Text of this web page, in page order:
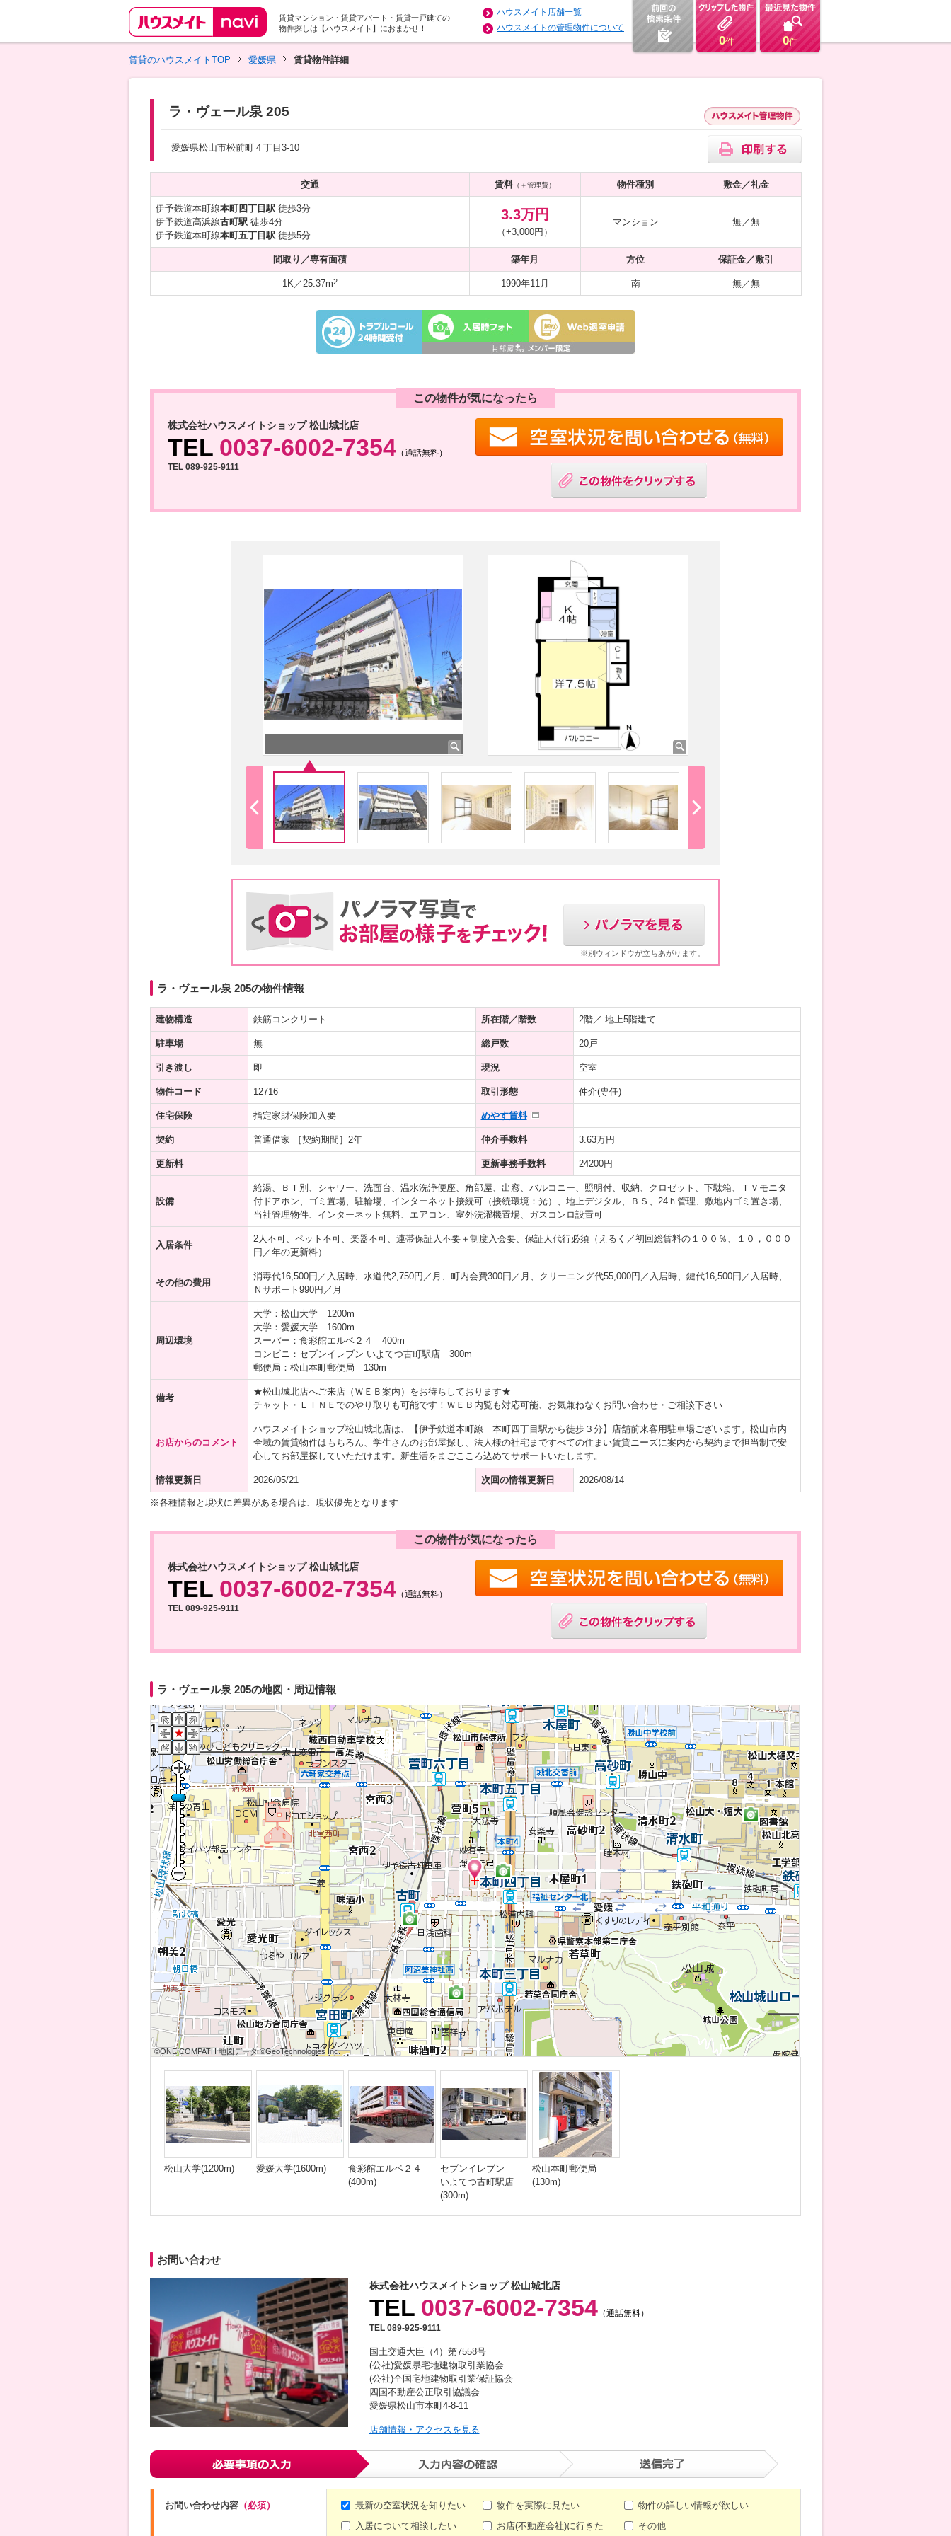
賃貸マンション・賃貸アパート・賃貸一戸建ての
物件探しは【ハウスメイト】におまかせ！
ハウスメイト店舗一覧
ハウスメイトの管理物件について
0件 0件
賃貸のハウスメイトTOP
愛媛県 賃貸物件詳細
ラ・ヴェール泉 205
愛媛県松山市松前町４丁目3-10
交通 賃料（＋管理費） 物件種別 敷金／礼金
伊予鉄道本町線本町四丁目駅徒歩3分
伊予鉄道高浜線古町駅徒歩4分
伊予鉄道本町線本町五丁目駅徒歩5分
3.3万円
（+3,000円）
マンション 無／無
間取り／専有面積 築年月 方位 保証金／敷引
1K／25.37m2 1990年11月 南 無／無
この物件が気になったら
株式会社ハウスメイトショップ 松山城北店
TEL 0037-6002-7354（通話無料）
TEL 089-925-9111
※別ウィンドウが立ちあがります。
ラ・ヴェール泉 205の物件情報
建物構造 鉄筋コンクリート 所在階／階数 2階／ 地上5階建て
駐車場 無 総戸数 20戸
引き渡し 即 現況 空室
物件コード 12716 取引形態 仲介(専任)
住宅保険 指定家財保険加入要 めやす賃料
契約 普通借家 ［契約期間］2年 仲介手数料 3.63万円
更新料 更新事務手数料 24200円
設備
給湯、ＢＴ別、シャワー、洗面台、温水洗浄便座、角部屋、出窓、バルコニー、照明付、収納、クロゼット、下駄箱、ＴＶモニタ
付ドアホン、ゴミ置場、駐輪場、インターネット接続可（接続環境：光）、地上デジタル、ＢＳ、24ｈ管理、敷地内ゴミ置き場、
当社管理物件、インターネット無料、エアコン、室外洗濯機置場、ガスコンロ設置可
入居条件
2人不可、ペット不可、楽器不可、連帯保証人不要＋制度入会要、保証人代行必須（えるく／初回総賃料の１００％、１０，０００
円／年の更新料）
その他の費用
消毒代16,500円／入居時、水道代2,750円／月、町内会費300円／月、クリーニング代55,000円／入居時、鍵代16,500円／入居時、
Ｎサポート990円／月
周辺環境
大学：松山大学 1200m
大学：愛媛大学 1600m
スーパー：食彩館エルベ２４ 400m
コンビニ：セブンイレブン いよてつ古町駅店 300m
郵便局：松山本町郵便局 130m
備考
★松山城北店へご来店（ＷＥＢ案内）をお待ちしております★
チャット・ＬＩＮＥでのやり取りも可能です！ＷＥＢ内覧も対応可能、お気兼ねなくお問い合わせ・ご相談下さい
お店からのコメント
ハウスメイトショップ松山城北店は、【伊予鉄道本町線 本町四丁目駅から徒歩３分】店舗前来客用駐車場ございます。松山市内
全域の賃貸物件はもちろん、学生さんのお部屋探し、法人様の社宅まですべての住まい賃貸ニーズに案内から契約まで担当制で安
心してお部屋探していただけます。新生活をまごこころ込めてサポートいたします。
情報更新日 2026/05/21 次回の情報更新日 2026/08/14
※各種情報と現状に差異がある場合は、現状優先となります
この物件が気になったら
株式会社ハウスメイトショップ 松山城北店
TEL 0037-6002-7354（通話無料）
TEL 089-925-9111
ラ・ヴェール泉 205の地図・周辺情報
©ONE COMPATH 地図データ ©GeoTechnologies Inc.
©ONE COMPATH 地図データ ©GeoTechnologies Inc.
©ONE COMPATH 地図データ ©GeoTechnologies Inc.
©ONE COMPATH 地図データ ©GeoTechnologies Inc.
©ONE COMPATH 地図データ ©GeoTechnologies Inc.
©ONE COMPATH 地図データ ©GeoTechnologies Inc.
©ONE COMPATH 地図データ ©GeoTechnologies Inc.
©ONE COMPATH 地図データ ©GeoTechnologies Inc.
©ONE COMPATH 地図データ ©GeoTechnologies Inc.
松山大学(1200m) 愛媛大学(1600m)
食彩館エルベ２４
(400m)
セブンイレブン
いよてつ古町駅店
(300m)
松山本町郵便局
(130m)
お問い合わせ
株式会社ハウスメイトショップ 松山城北店
TEL 0037-6002-7354（通話無料）
TEL 089-925-9111
国土交通大臣（4）第7558号
(公社)愛媛県宅地建物取引業協会
(公社)全国宅地建物取引業保証協会
四国不動産公正取引協議会
愛媛県松山市本町4-8-11
店舗情報・アクセスを見る
お問い合わせ内容（必須） 最新の空室状況を知りたい 物件を実際に見たい
物件の詳しい情報が欲しい
入居について相談したい
お店(不動産会社)に行きた
その他